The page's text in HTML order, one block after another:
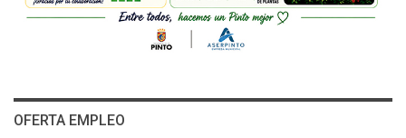
OFERTA EMPLEO